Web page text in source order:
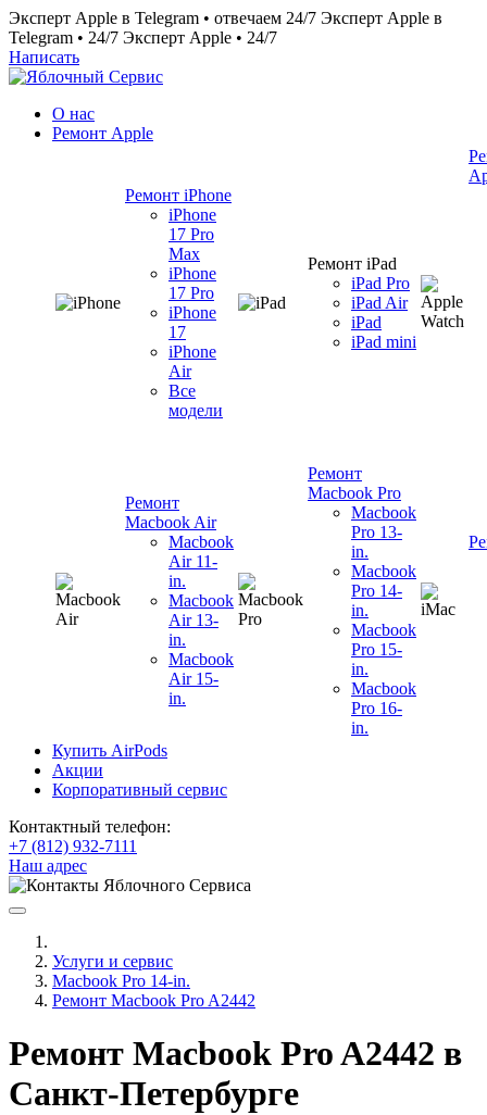
Эксперт Apple в Telegram • отвечаем 24/7 Эксперт Apple в
Telegram • 24/7 Эксперт Apple • 24/7
Написать
О нас
Ремонт Apple
Ремонт iPhone
iPhone
17 Pro
Max
iPhone
17 Pro
iPhone
17
iPhone
Air
Все
модели
Ремонт iPad
iPad Pro
iPad Air
iPad
iPad mini
Ремонт
Macbook Air
Macbook
Air 11-
in.
Macbook
Air 13-
in.
Macbook
Air 15-
in.
Ремонт
Macbook Pro
Macbook
Pro 13-
in.
Macbook
Pro 14-
in.
Macbook
Pro 15-
in.
Macbook
Pro 16-
in.
Купить AirPods
Акции
Корпоративный сервис
Контактный телефон:
+7 (812) 932-7111
Наш адрес
Услуги и сервис
Macbook Pro 14-in.
Ремонт Macbook Pro A2442
Ремонт Macbook Pro A2442 в
Санкт-Петербурге